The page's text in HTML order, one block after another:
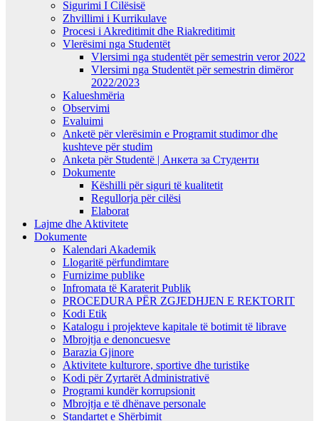
Sigurimi I Cilësisë
Zhvillimi i Kurrikulave
Procesi i Akreditimit dhe Riakreditimit
Vlerësimi nga Studentët
Vlersimi nga studentët për semestrin veror 2022
Vlersimi nga Studentët për semestrin dimëror
2022/2023
Kalueshmëria
Observimi
Evaluimi
Anketë për vlerësimin e Programit studimor dhe
kushteve për studim
Anketa për Studentë | Анкета за Студенти
Dokumente
Këshilli për siguri të kualitetit
Regullorja për cilësi
Elaborat
Lajme dhe Aktivitete
Dokumente
Kalendari Akademik
Llogaritë përfundimtare
Furnizime publike
Infromata të Karaterit Publik
PROCEDURA PËR ZGJEDHJEN E REKTORIT
Kodi Etik
Katalogu i projekteve kapitale të botimit të librave
Mbrojtja e denoncuesve
Barazia Gjinore
Aktivitete kulturore, sportive dhe turistike
Kodi për Zyrtarët Administrativë
Programi kundër korrupsionit
Mbrojtja e të dhënave personale
Standartet e Shërbimit